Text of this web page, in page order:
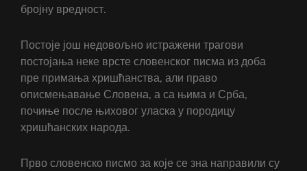
бројну вредност.
Постоје још недовољно истражени трагови
постојања неке врсте словенског писма из доба
пре примања хришћанства, али право
описмењавање Словена, а са њима и Срба,
почиње после њиховог уласка у породицу
хришћанских народа.
Прво словенско писмо за које се зна направили су